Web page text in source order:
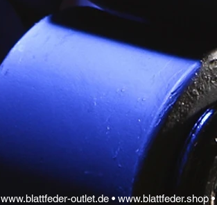
www.blattfeder-outlet.de • www.blattfeder.shop •